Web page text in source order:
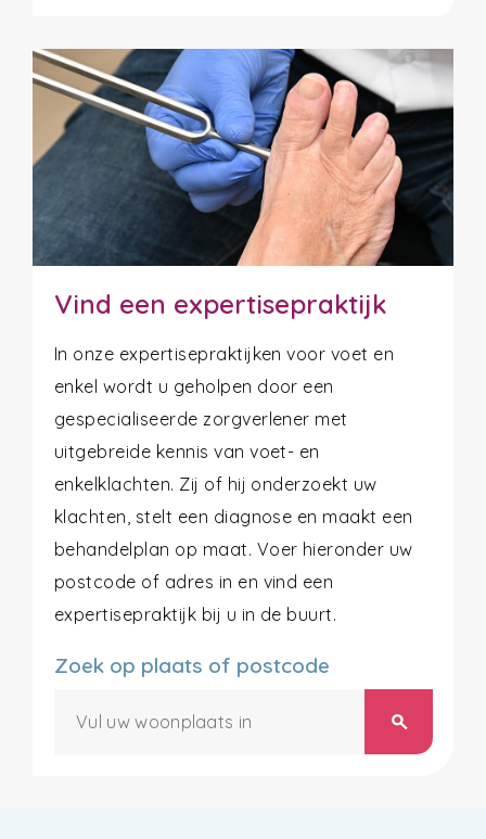
Vind een expertisepraktijk
In onze expertisepraktijken voor voet en
enkel wordt u geholpen door een
gespecialiseerde zorgverlener met
uitgebreide kennis van voet- en
enkelklachten. Zij of hij onderzoekt uw
klachten, stelt een diagnose en maakt een
behandelplan op maat. Voer hieronder uw
postcode of adres in en vind een
expertisepraktijk bij u in de buurt.
Zoek op plaats of postcode
search